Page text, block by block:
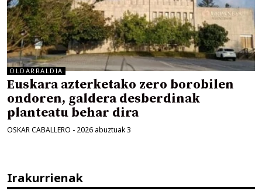
OLDARRALDIA
Euskara azterketako zero borobilen
ondoren, galdera desberdinak
planteatu behar dira
OSKAR CABALLERO - 2026 abuztuak 3
Irakurrienak